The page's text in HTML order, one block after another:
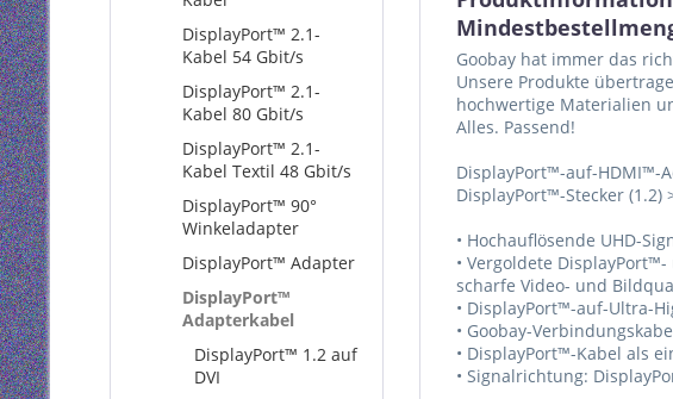
DisplayPort™ 2.1-
Kabel 54 Gbit/s
DisplayPort™ 2.1-
Kabel 80 Gbit/s
DisplayPort™ 2.1-
Kabel Textil 48 Gbit/s
DisplayPort™ 90°
Winkeladapter
DisplayPort™ Adapter
DisplayPort™
Adapterkabel
DisplayPort™ 1.2 auf
DVI
Goobay hat immer das
Unsere Produkte
hochwertige Materialien
Alles. Passend!
DisplayPort™-auf-HDMI™-
DisplayPort™-Stecker (1.2)
• Hochauflösende UHD-
• Vergoldete
scharfe Video- und
• DisplayPort™-auf-Ultra-
• Goobay-
• DisplayPort™-Kabel als
• Signalrichtung: